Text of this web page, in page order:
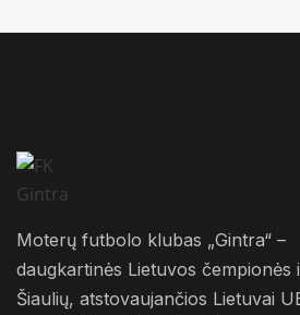
Moterų futbolo klubas „Gintra“ –
daugkartinės Lietuvos čempionės
Šiaulių, atstovaujančios Lietuvai